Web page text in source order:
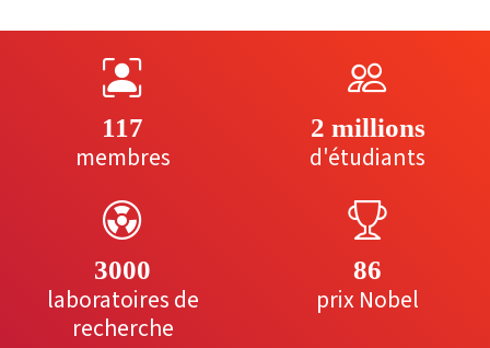
117
membres
2 millions
d'étudiants
3000
laboratoires de
recherche
86
prix Nobel